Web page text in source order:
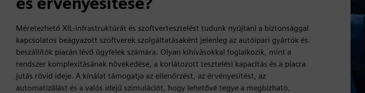
Méretezhető XIL-infrastruktúrát és szoftvertesztelést tudunk nyújtani a biztonsággal
kapcsolatos beágyazott szoftverek szolgáltatásaként jelenleg az autóipari gyártók és
beszállítók piacán lévő ügyfelek számára. Olyan kihívásokkal foglalkozik, mint a
rendszer komplexitásának növekedése, a korlátozott tesztelési kapacitás és a piacra
jutás rövid ideje. A kínálat támogatja az ellenőrzést, az érvényesítést, az
automatizálást és a valós idejű szimulációt, hogy lehetővé tegye a megbízható,